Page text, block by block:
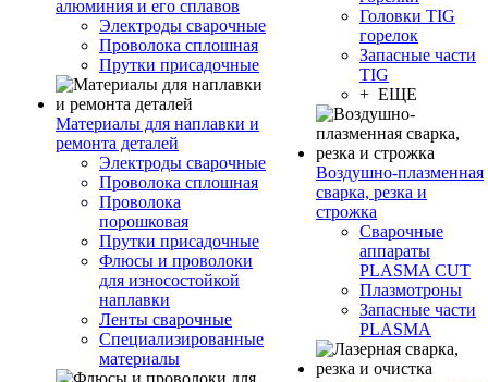
алюминия и его сплавов
Электроды сварочные
Проволока сплошная
Прутки присадочные
Материалы для наплавки и
ремонта деталей
Электроды сварочные
Проволока сплошная
Проволока
порошковая
Прутки присадочные
Флюсы и проволоки
для износостойкой
наплавки
Ленты сварочные
Специализированные
материалы
Головки TIG
горелок
Запасные части
TIG
+ ЕЩЕ
Воздушно-плазменная
сварка, резка и
строжка
Сварочные
аппараты
PLASMA CUT
Плазмотроны
Запасные части
PLASMA